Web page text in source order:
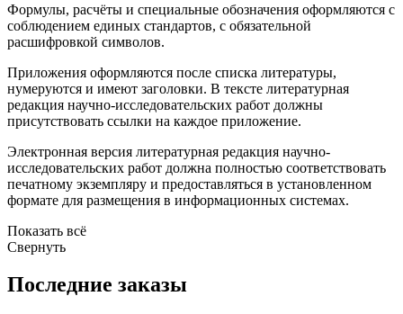
Формулы, расчёты и специальные обозначения оформляются с
соблюдением единых стандартов, с обязательной
расшифровкой символов.
Приложения оформляются после списка литературы,
нумеруются и имеют заголовки. В тексте литературная
редакция научно-исследовательских работ должны
присутствовать ссылки на каждое приложение.
Электронная версия литературная редакция научно-
исследовательских работ должна полностью соответствовать
печатному экземпляру и предоставляться в установленном
формате для размещения в информационных системах.
Показать всё
Свернуть
Последние заказы